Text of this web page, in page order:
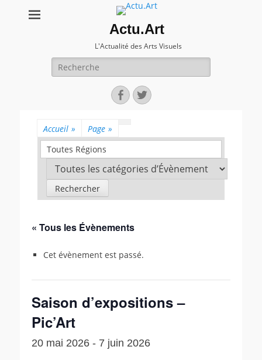
Actu.Art
L'Actualité des Arts Visuels
Recherche
pour:
Facebook
Twitter
Accueil » Page »
Toutes Régions
« Tous les Évènements
Cet évènement est passé.
Saison d’expositions –
Pic’Art
20 mai 2026 - 7 juin 2026